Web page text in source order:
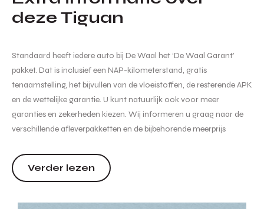
deze Tiguan
Standaard heeft iedere auto bij De Waal het ‘De Waal Garant’
pakket. Dat is inclusief een NAP-kilometerstand, gratis
tenaamstelling, het bijvullen van de vloeistoffen, de resterende APK
en de wettelijke garantie. U kunt natuurlijk ook voor meer
garanties en zekerheden kiezen. Wij informeren u graag naar de
verschillende afleverpakketten en de bijbehorende meerprijs
actueel mogelijk wordt weergegeven zijn wijzigin...
Verder lezen